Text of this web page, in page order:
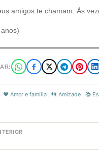
amigos te chamam: Às
❤️ Amor e família , 👫 Amizade , 📚